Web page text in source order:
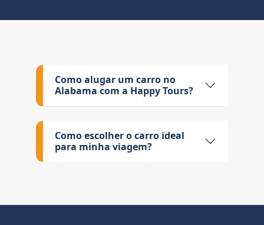
Como alugar um carro no
Alabama com a Happy Tours?
Como escolher o carro ideal
para minha viagem?